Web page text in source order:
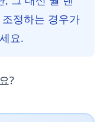
정하는 경우가
요.
?